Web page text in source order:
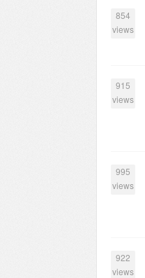
854
views
915
views
995
views
922
views